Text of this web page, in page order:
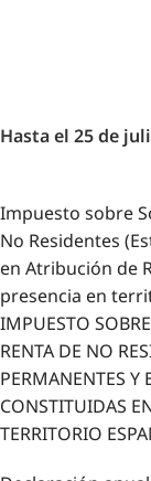
Hasta el 25 de
Impuesto sobre
No Residentes
en Atribución de
presencia en
IMPUESTO
RENTA DE NO
PERMANENTES Y
CONSTITUIDAS
TERRITORIO